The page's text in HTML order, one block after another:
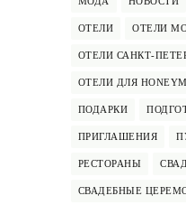
ОТЕЛИ ОТЕЛИ
ОТЕЛИ САНКТ-
ОТЕЛИ ДЛЯ
ПОДАРКИ
ПРИГЛАШЕНИЯ
РЕСТОРАНЫ
СВАДЕБНЫЕ